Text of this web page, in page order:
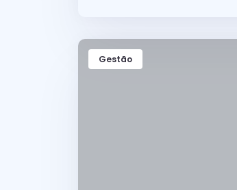
Gestão